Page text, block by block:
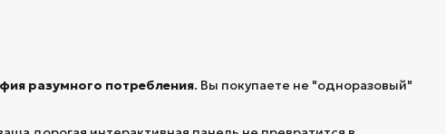
разумного потребления. Вы покупаете не "одноразовый"